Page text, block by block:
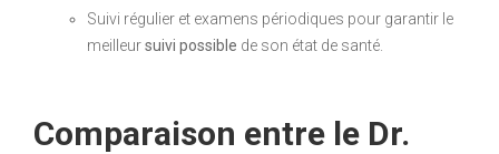
Suivi régulier et examens périodiques pour garantir le
meilleursuivi possible de son état de santé.
Comparaison entre le Dr.